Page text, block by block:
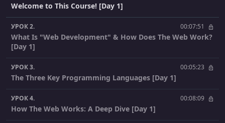
Welcome to This Course! [Day 1]
УРОК 2. 00:07:51
What Is "Web Development" & How Does The Web Work?
[Day 1]
УРОК 3. 00:05:23
The Three Key Programming Languages [Day 1]
УРОК 4. 00:08:09
How The Web Works: A Deep Dive [Day 1]